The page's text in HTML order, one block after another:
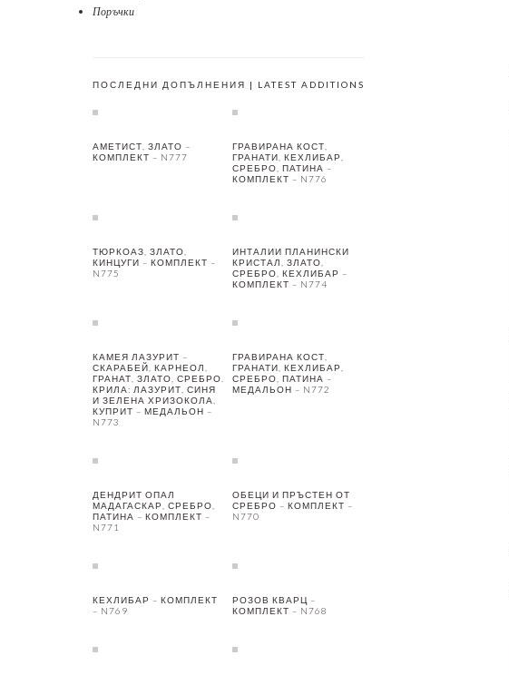
Поръчки
ПОСЛЕДНИ ДОПЪЛНЕНИЯ | LATEST ADDITIONS
АМЕТИСТ, ЗЛАТО –
КОМПЛЕКТ – N777
ГРАВИРАНА КОСТ,
ГРАНАТИ, КЕХЛИБАР,
СРЕБРО, ПАТИНА –
КОМПЛЕКТ – N776
ТЮРКОАЗ, ЗЛАТО,
КИНЦУГИ – КОМПЛЕКТ –
N775
ИНТАЛИИ ПЛАНИНСКИ
КРИСТАЛ, ЗЛАТО,
СРЕБРО, КЕХЛИБАР –
КОМПЛЕКТ – N774
КАМЕЯ ЛАЗУРИТ –
СКАРАБЕЙ, КАРНЕОЛ,
ГРАНАТ, ЗЛАТО, СРЕБРО.
КРИЛА: ЛАЗУРИТ, СИНЯ
И ЗЕЛЕНА ХРИЗОКОЛА,
КУПРИТ – МЕДАЛЬОН –
N773
ГРАВИРАНА КОСТ,
ГРАНАТИ, КЕХЛИБАР,
СРЕБРО, ПАТИНА –
МЕДАЛЬОН – N772
ДЕНДРИТ ОПАЛ
МАДАГАСКАР, СРЕБРО,
ПАТИНА – КОМПЛЕКТ –
N771
ОБЕЦИ И ПРЪСТЕН ОТ
СРЕБРО – КОМПЛЕКТ –
N770
КЕХЛИБАР – КОМПЛЕКТ
– N769
РОЗОВ КВАРЦ –
КОМПЛЕКТ – N768